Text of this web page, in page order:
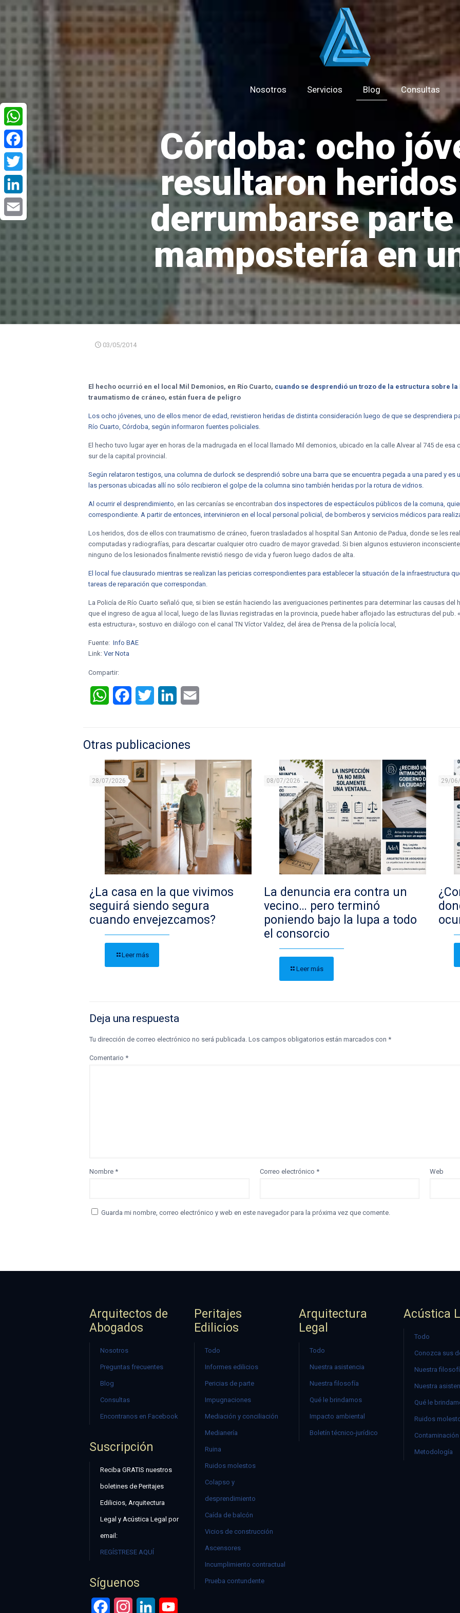
Nosotros Servicios Blog Consultas
Córdoba: ocho
resultaron
derrumbarse parte
mampostería en
03/05/2014
El hecho ocurrió en el local Mil Demonios, en Río Cuarto, cuando se desprendió un trozo de la estructura sobre la
traumatismo de cráneo, están fuera de peligro
Los ocho jóvenes, uno de ellos menor de edad, revistieron heridas de distinta consideración luego de que se desprendiera
Río Cuarto, Córdoba, según informaron fuentes policiales.
El hecho tuvo lugar ayer en horas de la madrugada en el local llamado Mil demonios, ubicado en la calle Alvear al 745 de
sur de la capital provincial.
Según relataron testigos, una columna de durlock se desprendió sobre una barra que se encuentra pegada a una pared y
las personas ubicadas allí no sólo recibieron el golpe de la columna sino también heridas por la rotura de vidrios.
Al ocurrir el desprendimiento, en las cercanías se encontrabandos inspectores de espectáculos públicos de la comuna,
correspondiente. A partir de entonces, intervinieron en el local personal policial, de bomberos y servicios médicos para
Los heridos, dos de ellos con traumatismo de cráneo, fueron trasladados al hospital San Antonio de Padua, donde se les
computadas y radiografías, para descartar cualquier otro cuadro de mayor gravedad. Si bien algunos estuvieron
ninguno de los lesionados finalmente revistió riesgo de vida y fueron luego dados de alta.
El local fue clausurado mientras se realizan las pericias correspondientes para establecer la situación de la infraestructura
tareas de reparación que correspondan.
La Policía de Río Cuarto señaló que, si bien se están haciendo las averiguaciones pertinentes para determinar las causas del
que el ingreso de agua al local, luego de las lluvias registradas en la provincia, puede haber aflojado las estructuras del pub.
esta estructura», sostuvo en diálogo con el canal TN Víctor Valdez, del área de Prensa de la policía local,
Fuente:Info BAE
Link:Ver Nota
Compartir:
WhatsAppFacebookTwitter LinkedIn
Otras publicaciones
28/07/2026
¿La casa en la que vivimos
seguirá siendo segura
cuando envejezcamos?
Leer más
08/07/2026
La denuncia era contra un
vecino… pero terminó
poniendo bajo la lupa a todo
el consorcio
Leer más
29/
Deja una respuesta
Tu dirección de correo electrónico no será publicada. Los campos obligatorios están marcados con *
Comentario *
Nombre * Correo electrónico * Web
Guarda mi nombre, correo electrónico y web en este navegador para la próxima vez que comente.
Arquitectos de
Abogados
Nosotros
Preguntas frecuentes
Blog
Consultas
Encontranos en Facebook
Suscripción
Reciba GRATIS nuestros
boletines de Peritajes
Edilicios, Arquitectura
Legal y Acústica Legal por
email:
REGÍSTRESE AQUÍ
Síguenos
FacebookInstagramLinkedIn
Peritajes
Edilicios
Todo
Informes edilicios
Pericias de parte
Impugnaciones
Mediación y conciliación
Medianería
Ruina
Ruidos molestos
Colapso y
desprendimiento
Caída de balcón
Vicios de construcción
Ascensores
Incumplimiento contractual
Prueba contundente
Arquitectura
Legal
Todo
Nuestra asistencia
Nuestra filosofía
Qué le brindamos
Impacto ambiental
Boletín técnico-jurídico
Acústica
Todo
Conozca sus
Nuestra
Nuestra
Qué le
Ruidos
Metodología
WhatsApp
Facebook
Twitter
LinkedIn